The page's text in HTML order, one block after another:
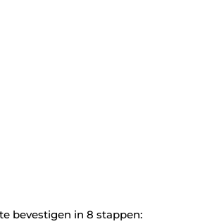
bevestigen in 8 stappen: